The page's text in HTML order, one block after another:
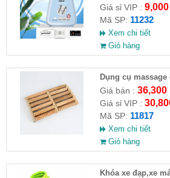
Giá sỉ VIP : 9,000
Mã SP: 11232
Xem chi tiết
Giỏ hàng
Dụng cụ massage
Giá bán : 36,300
Giá sỉ VIP :
Mã SP: 11817
Xem chi tiết
Giỏ hàng
Khóa xe đạp,xe